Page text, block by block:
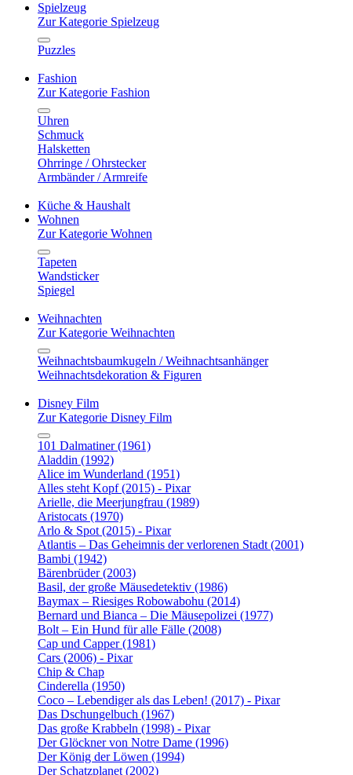
Spielzeug
Zur Kategorie Spielzeug
Puzzles
Fashion
Zur Kategorie Fashion
Uhren
Schmuck
Halsketten
Ohrringe / Ohrstecker
Armbänder / Armreife
Küche & Haushalt
Wohnen
Zur Kategorie Wohnen
Tapeten
Wandsticker
Spiegel
Weihnachten
Zur Kategorie Weihnachten
Weihnachtsbaumkugeln / Weihnachtsanhänger
Weihnachtsdekoration & Figuren
Disney Film
Zur Kategorie Disney Film
101 Dalmatiner (1961)
Aladdin (1992)
Alice im Wunderland (1951)
Alles steht Kopf (2015) - Pixar
Arielle, die Meerjungfrau (1989)
Aristocats (1970)
Arlo & Spot (2015) - Pixar
Atlantis – Das Geheimnis der verlorenen Stadt (2001)
Bambi (1942)
Bärenbrüder (2003)
Basil, der große Mäusedetektiv (1986)
Baymax – Riesiges Robowabohu (2014)
Bernard und Bianca – Die Mäusepolizei (1977)
Bolt – Ein Hund für alle Fälle (2008)
Cap und Capper (1981)
Cars (2006) - Pixar
Chip & Chap
Cinderella (1950)
Coco – Lebendiger als das Leben! (2017) - Pixar
Das Dschungelbuch (1967)
Das große Krabbeln (1998) - Pixar
Der Glöckner von Notre Dame (1996)
Der König der Löwen (1994)
Der Schatzplanet (2002)